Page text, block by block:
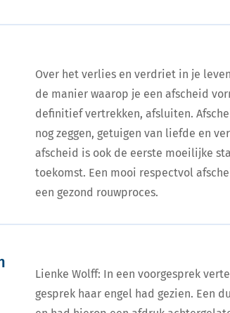
Over het verlies en verdriet in je
de manier waarop je een afscheid
definitief vertrekken, afsluiten.
nog zeggen, getuigen van liefde en
afscheid is ook de eerste moeilijke
toekomst. Een mooi respectvol
een gezond rouwproces.
Lienke Wolff: In een voorgesprek
gesprek haar engel had gezien. Een